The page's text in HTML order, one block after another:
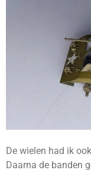
De wielen had ik
Daarna de banden